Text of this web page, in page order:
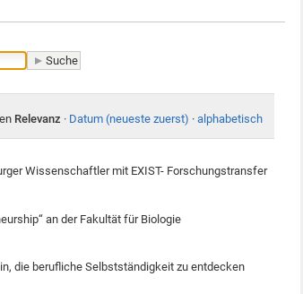
Relevanz · Datum (neueste zuerst) · alphabetisch
Wissenschaftler mit EXIST- Forschungstransfer
an der Fakultät für Biologie
die berufliche Selbstständigkeit zu entdecken